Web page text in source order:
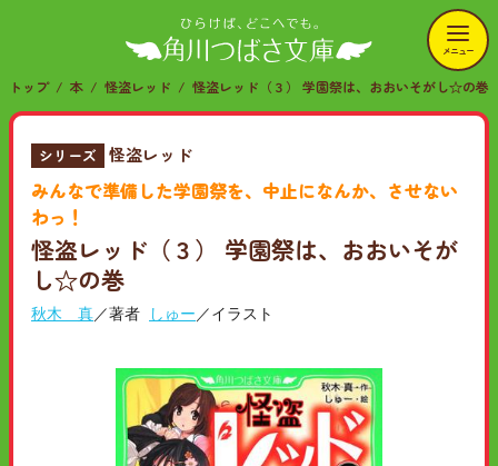
メニュー
トップ 本 怪盗レッド 怪盗レッド（３） 学園祭は、おおいそがし☆の巻
シリーズ 怪盗レッド
みんなで準備した学園祭を、中止になんか、させない
わっ！
怪盗レッド（３） 学園祭は、おおいそが
し☆の巻
秋木 真／著者 しゅー／イラスト